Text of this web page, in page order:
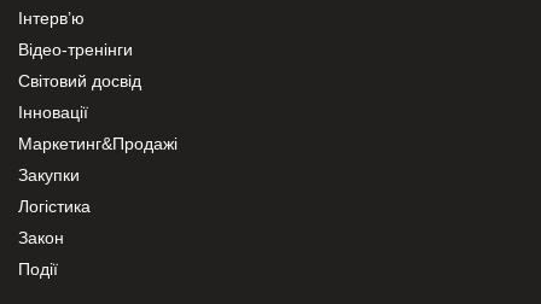
Інтерв’ю
Відео-тренінги
Світовий досвід
Інновації
Маркетинг&Продажі
Закупки
Логістика
Закон
Події